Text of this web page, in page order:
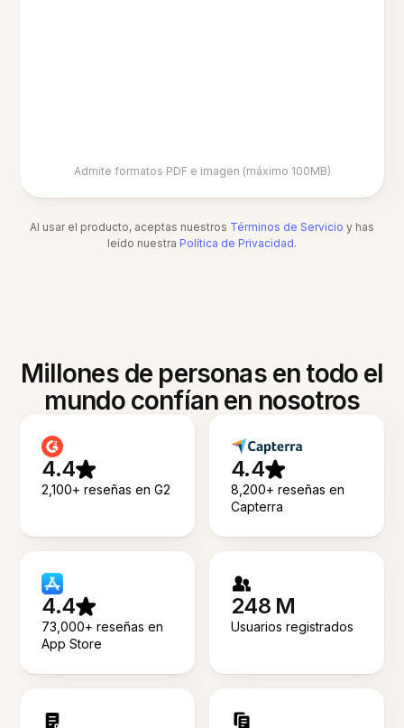
Admite formatos PDF e imagen (máximo 100MB)
Al usar el producto, aceptas nuestros Términos de Servicio y has
leído nuestra Política de Privacidad.
Millones de personas en todo el
mundo confían en nosotros
4.4
2,100+ reseñas en G2
4.4
8,200+ reseñas en
Capterra
4.4
73,000+ reseñas en
App Store
248 M
Usuarios registrados